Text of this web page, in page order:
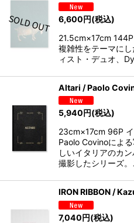
6,600円(税込)
21.5cm×17cm
複雑性をテーマに
ィスト・デュオ、
Altari / Paolo
5,940円(税込)
23cm×17cm 96P イ
Paolo Covinoによ
しいイタリアのカ
撮影したシリーズ
IRON RIBBON /
7,040円(税込)